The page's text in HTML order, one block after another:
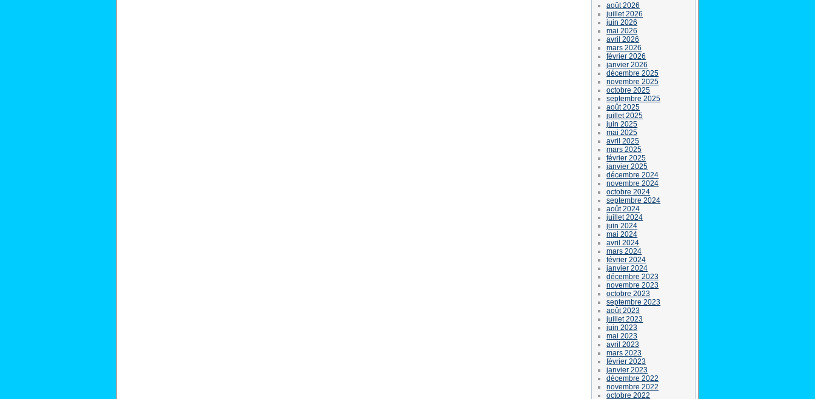
août 2026
juillet 2026
juin 2026
mai 2026
avril 2026
mars 2026
février 2026
janvier 2026
décembre 2025
novembre 2025
octobre 2025
septembre 2025
août 2025
juillet 2025
juin 2025
mai 2025
avril 2025
mars 2025
février 2025
janvier 2025
décembre 2024
novembre 2024
octobre 2024
septembre 2024
août 2024
juillet 2024
juin 2024
mai 2024
avril 2024
mars 2024
février 2024
janvier 2024
décembre 2023
novembre 2023
octobre 2023
septembre 2023
août 2023
juillet 2023
juin 2023
mai 2023
avril 2023
mars 2023
février 2023
janvier 2023
décembre 2022
novembre 2022
octobre 2022